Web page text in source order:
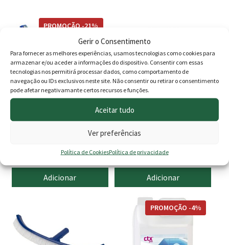
Gerir o Consentimento
Para fornecer as melhores experiências, usamos tecnologias como cookies para
armazenar e/ou aceder a informações do dispositivo. Consentir com essas
tecnologias nos permitirá processar dados, como comportamento de
navegação ou IDs exclusivos neste site. Não consentir ou retirar o consentimento
pode afetar negativamante certos recursos e funções.
Aceitar tudo
Ver preferências
Política de CookiesPolítica de privacidade
Profissional 42cm
PROMOÇÃO -21%
O
preço
original
12.00 €.
9.50€O
preço
atual
Adicionar
13.50
Adicionar
PROMOÇÃO -4%